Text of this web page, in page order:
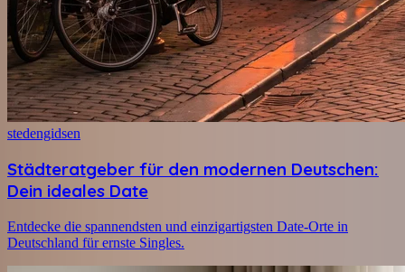
stedengidsen
Städteratgeber für den modernen Deutschen:
Dein ideales Date
Entdecke die spannendsten und einzigartigsten Date-Orte in
Deutschland für ernste Singles.